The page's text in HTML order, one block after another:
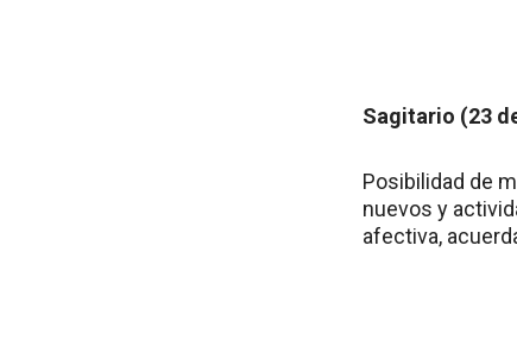
Sagitario (23
Posibilidad de
nuevos y
afectiva,